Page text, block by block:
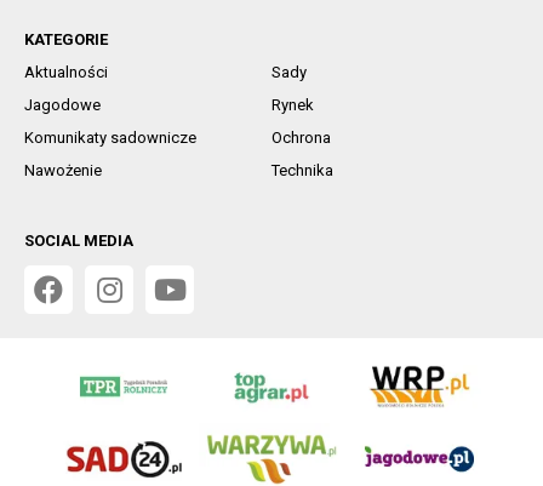
KATEGORIE
Aktualności
Sady
Jagodowe
Rynek
Komunikaty sadownicze
Ochrona
Nawożenie
Technika
SOCIAL MEDIA